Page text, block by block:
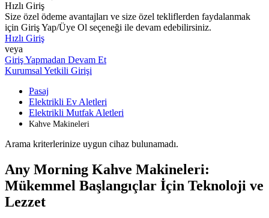
Hızlı Giriş
Size özel ödeme avantajları ve size özel tekliflerden faydalanmak
için Giriş Yap/Üye Ol seçeneği ile devam edebilirsiniz.
Hızlı Giriş
veya
Giriş Yapmadan Devam Et
Kurumsal Yetkili Girişi
Pasaj
Elektrikli Ev Aletleri
Elektrikli Mutfak Aletleri
Kahve Makineleri
Arama kriterlerinize uygun cihaz bulunamadı.
Any Morning Kahve Makineleri:
Mükemmel Başlangıçlar İçin Teknoloji ve
Lezzet